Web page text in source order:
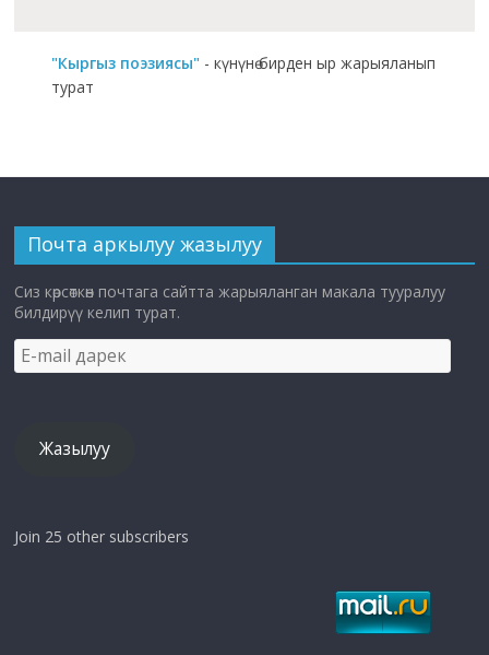
"Кыргыз поэзиясы" - күнүнө бирден ыр жарыяланып
турат
Почта аркылуу жазылуу
Сиз көрсөткөн почтага сайтта жарыяланган макала тууралуу
билдирүү келип турат.
E-
mail
Жазылуу
Join 25 other subscribers